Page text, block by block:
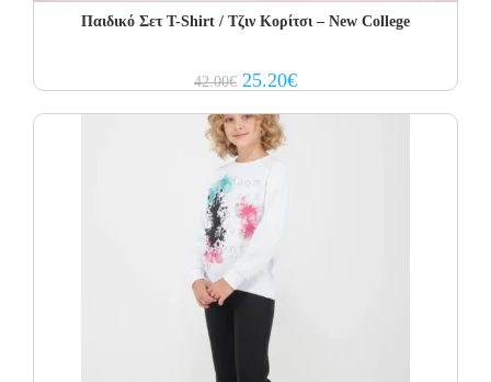
Παιδικό Σετ Τ-Shirt / Τζιν Κορίτσι – New College
42.00€ Original
price
42.00€.
25.20€Current
price